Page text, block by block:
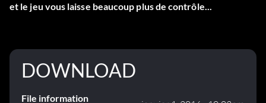
et le jeu vous laisse beaucoup plus de contrôle...
DOWNLOAD
File information